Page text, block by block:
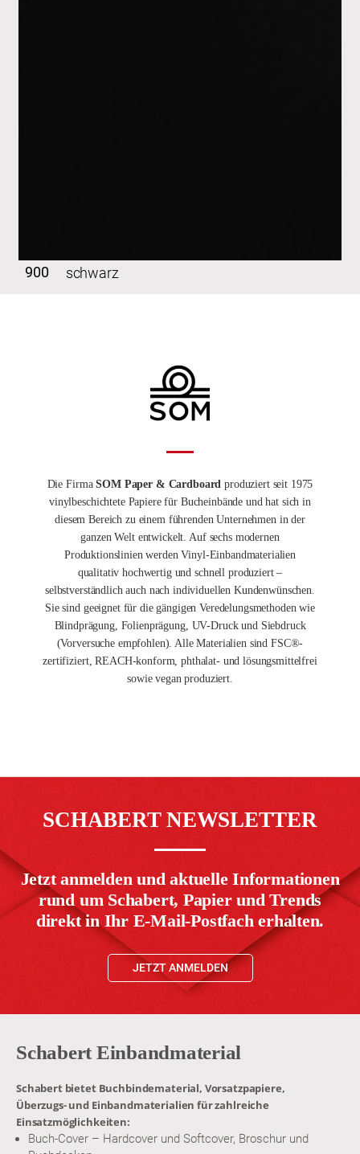
900 schwarz
Die FirmaSOM Paper & Cardboard produziert seit 1975
vinylbeschichtete Papiere für Bucheinbände und hat sich in
diesem Bereich zu einem führenden Unternehmen in der
ganzen Welt entwickelt. Auf sechs modernen
Produktionslinien werden Vinyl-Einbandmaterialien
qualitativ hochwertig und schnell produziert –
selbstverständlich auch nach individuellen Kundenwünschen.
Sie sind geeignet für die gängigen Veredelungsmethoden wie
Blindprägung, Folienprägung, UV-Druck und Siebdruck
(Vorversuche empfohlen). Alle Materialien sind FSC®-
zertifiziert, REACH-konform, phthalat- und lösungsmittelfrei
sowie vegan produziert.
SCHABERT NEWSLETTER
Jetzt anmelden und aktuelle Informationen
rund um Schabert, Papier und Trends
direkt in Ihr E-Mail-Postfach erhalten.
JETZT ANMELDEN
Schabert Einbandmaterial
Schabert bietet Buchbindematerial, Vorsatzpapiere,
Überzugs- und Einbandmaterialien für zahlreiche
Einsatzmöglichkeiten:
Buch-Cover – Hardcover und Softcover, Broschur und